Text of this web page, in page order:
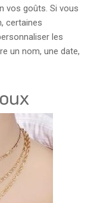
vos goûts. Si vous
certaines
les
un nom, une date,